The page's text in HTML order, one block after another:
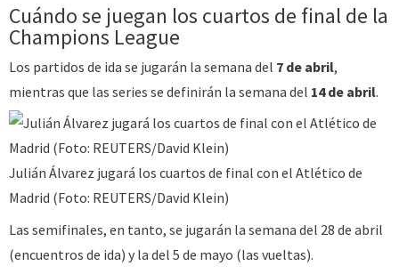
Cuándo se juegan los cuartos de final de la
Champions League
Los partidos de ida se jugarán la semana del 7 de abril,
mientras que las series se definirán la semana del 14 de abril.
Julián Álvarez jugará los cuartos de final con el Atlético de
Madrid (Foto: REUTERS/David Klein)
Las semifinales, en tanto, se jugarán la semana del 28 de abril
(encuentros de ida) y la del 5 de mayo (las vueltas).